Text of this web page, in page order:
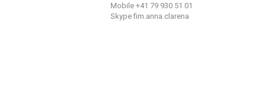
Mobile +41 79 930 51 01
Skype fim.anna.clarena